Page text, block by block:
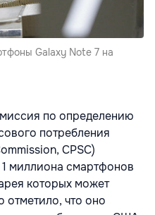
Galaxy Note 7 на
по определению
потребления
CPSC)
миллиона смартфонов
которых может
отметило, что оно